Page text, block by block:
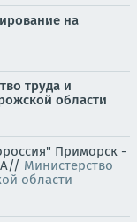
на
труда и
области
Приморск -
Министерство
области